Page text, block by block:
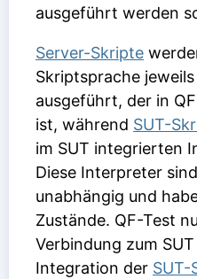
ausgeführt werden
Server-Skripte
Skriptsprache
ausgeführt, der in
ist, während SUT-
im SUT integrierten
Diese Interpreter
unabhängig und
Zustände. QF-Test
Verbindung zum
Integration der SUT-